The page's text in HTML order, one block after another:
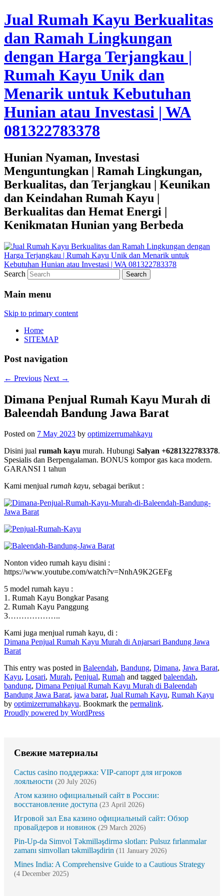
Jual Rumah Kayu Berkualitas
dan Ramah Lingkungan
dengan Harga Terjangkau |
Rumah Kayu Unik dan
Menarik untuk Kebutuhan
Hunian atau Investasi | WA
081322783378
Hunian Nyaman, Investasi
Menguntungkan | Ramah Lingkungan,
Berkualitas, dan Terjangkau | Keunikan
dan Keindahan Rumah Kayu |
Berkualitas dan Hemat Energi |
Kenikmatan Hunian yang Berbeda
Search
Main menu
Skip to primary content
Home
SITEMAP
Post navigation
← Previous Next →
Dimana Penjual Rumah Kayu Murah di
Baleendah Bandung Jawa Barat
Posted on 7 May 2023 by optimizerrumahkayu
Disini jual rumah kayu murah. Hubungi Salyan +6281322783378.
Spesialis dan Berpengalaman. BONUS kompor gas kaca modern.
GARANSI 1 tahun
Kami menjual rumah kayu, sebagai berikut :
Nonton video rumah kayu disini :
https://www.youtube.com/watch?v=NnhA9K2GEFg
5 model rumah kayu :
1. Rumah Kayu Bongkar Pasang
2. Rumah Kayu Panggung
3………………..
Kami juga menjual rumah kayu, di :
Dimana Penjual Rumah Kayu Murah di Anjarsari Bandung Jawa
Barat
This entry was posted in Baleendah, Bandung, Dimana, Jawa Barat,
Kayu, Losari, Murah, Penjual, Rumah and tagged baleendah,
bandung, Dimana Penjual Rumah Kayu Murah di Baleendah
Bandung Jawa Barat, jawa barat, Jual Rumah Kayu, Rumah Kayu
by optimizerrumahkayu. Bookmark the permalink.
Proudly powered by WordPress
Свежие материалы
Cactus casino поддержка: VIP-сапорт для игроков
лояльности (20 July 2026)
Атом казино официальный сайт в России:
восстановление доступа (23 April 2026)
Игровой зал Ева казино официальный сайт: Обзор
провайдеров и новинок (29 March 2026)
Pin-Up-da Simvol Təkmilləşdirmə slotları: Pulsuz fırlanmalar
zamanı simvolları təkmilləşdirin (11 January 2026)
Mines India: A Comprehensive Guide to a Cautious Strategy
(4 December 2025)